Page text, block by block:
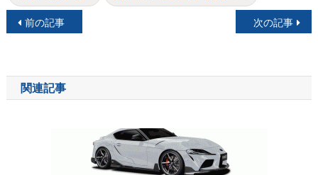
投
ナ
ビ
前の記事 次の記事
関連記事